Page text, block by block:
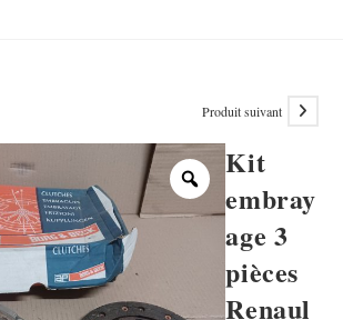
Produit suivant
Kit
embray
age 3
pièces
Renaul